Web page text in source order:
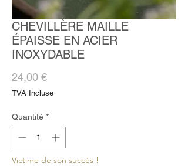
CHEVILLÈRE MAILLE
ÉPAISSE EN ACIER
INOXYDABLE
24,00 €Prix
TVA Incluse
Quantité *
Victime de son succès !